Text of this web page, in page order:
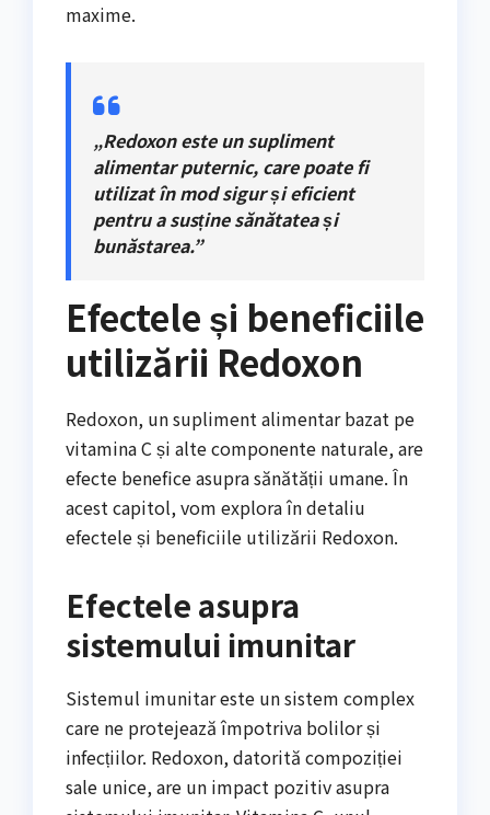
maxime.
„Redoxon este un supliment
alimentar puternic, care poate fi
utilizat în mod sigur și eficient
pentru a susține sănătatea și
bunăstarea.”
Efectele și beneficiile
utilizării Redoxon
Redoxon, un supliment alimentar bazat pe
vitamina C și alte componente naturale, are
efecte benefice asupra sănătății umane. În
acest capitol, vom explora în detaliu
efectele și beneficiile utilizării Redoxon.
Efectele asupra
sistemului imunitar
Sistemul imunitar este un sistem complex
care ne protejează împotriva bolilor și
infecțiilor. Redoxon, datorită compoziției
sale unice, are un impact pozitiv asupra